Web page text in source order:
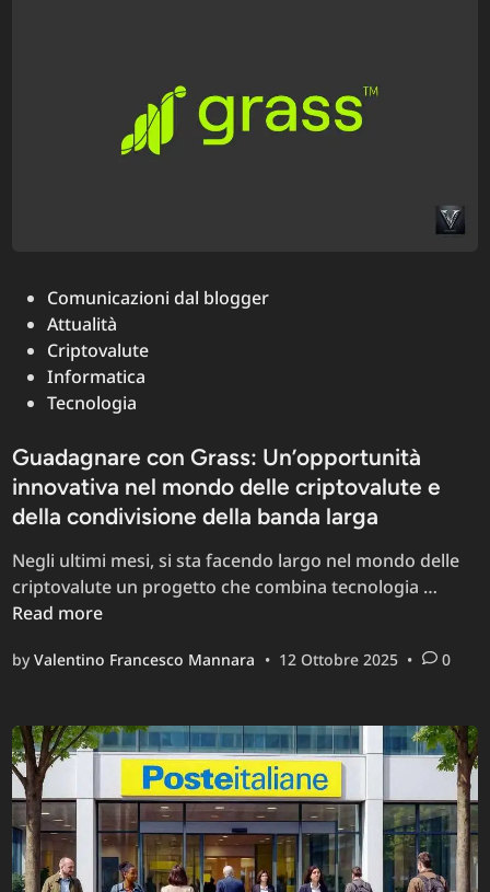
PostedComunicazioni dal blogger
Attualità
Criptovalute
Informatica
Tecnologia
Guadagnare con Grass: Un’opportunità
innovativa nel mondo delle criptovalute e
della condivisione della banda larga
Negli ultimi mesi, si sta facendo largo nel mondo delle
criptovalute un progetto che combina tecnologia …
delle
e
della
Read more
byValentino Francesco Mannara • 12 Ottobre 2025 • 0